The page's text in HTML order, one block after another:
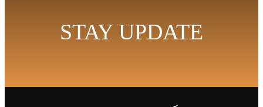
STAY UPDATE